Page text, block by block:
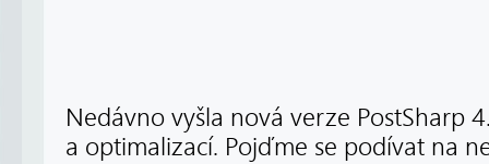
Nedávno vyšla nová verze PostSharp
a optimalizací. Pojďme se podívat na